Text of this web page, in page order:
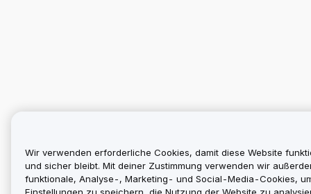
Wir verwenden erforderliche Cookies, damit diese Website
und sicher bleibt. Mit deiner Zustimmung verwenden wir
funktionale, Analyse-, Marketing- und Social-Media-Cookies,